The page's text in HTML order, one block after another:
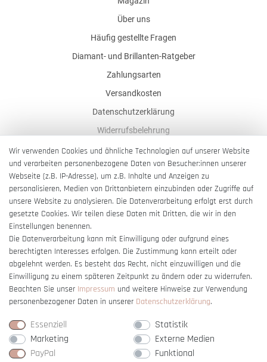
Über uns
Häufig gestellte Fragen
Diamant- und Brillanten-Ratgeber
Zahlungsarten
Versandkosten
Datenschutzerklärung
Widerrufsbelehrung
AGB
Impressum
Barrierefreiheitserklärung
Vertrag widerrufen
Wir verwenden Cookies und ähnliche Technologien auf unserer Website
und verarbeiten personenbezogene Daten von Besucher:innen unserer
Webseite (z.B. IP-Adresse), um z.B. Inhalte und Anzeigen zu
personalisieren, Medien von Drittanbietern einzubinden oder Zugriffe auf
unsere Website zu analysieren. Die Datenverarbeitung erfolgt erst durch
gesetzte Cookies. Wir teilen diese Daten mit Dritten, die wir in den
Einstellungen benennen.
Die Datenverarbeitung kann mit Einwilligung oder aufgrund eines
berechtigten Interesses erfolgen. Die Zustimmung kann erteilt oder
abgelehnt werden. Es besteht das Recht, nicht einzuwilligen und die
Einwilligung zu einem späteren Zeitpunkt zu ändern oder zu widerrufen.
Beachten Sie unser Impressum und weitere Hinweise zur Verwendung
personenbezogener Daten in unserer Daten­schutz­erklärung.
Essenziell
Statistik
Marketing
Externe Medien
PayPal
Funktional